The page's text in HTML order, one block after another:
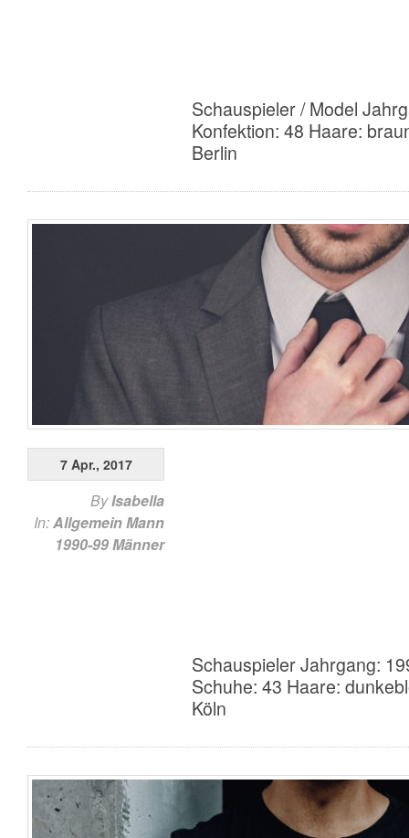
Schauspieler / Model
Konfektion: 48 Haare:
Berlin
Schauspieler Jahrgang:
Schuhe: 43 Haare:
Köln
7 Apr., 2017
ByIsabella
In:AllgemeinMann
1990-99Männer